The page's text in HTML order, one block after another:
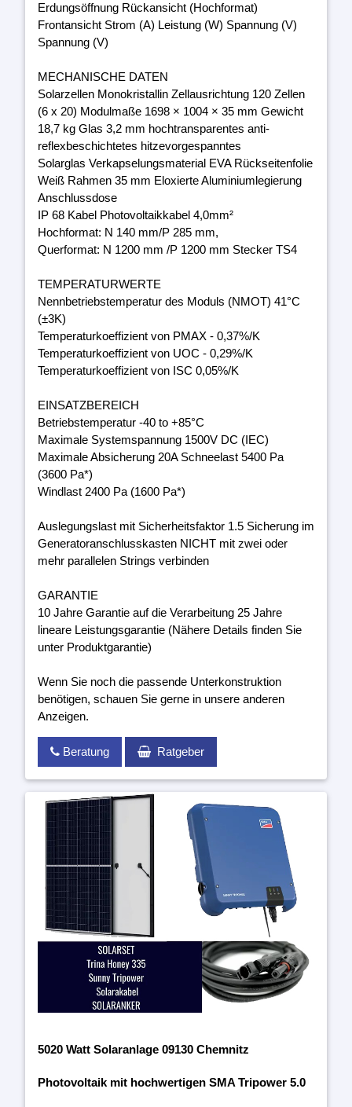
Erdungsöffnung Rückansicht (Hochformat)
Frontansicht Strom (A) Leistung (W) Spannung (V)
Spannung (V)
MECHANISCHE DATEN
Solarzellen Monokristallin Zellausrichtung 120 Zellen
(6 x 20) Modulmaße 1698 × 1004 × 35 mm Gewicht
18,7 kg Glas 3,2 mm hochtransparentes anti-
reflexbeschichtetes hitzevorgespanntes
Solarglas Verkapselungsmaterial EVA Rückseitenfolie
Weiß Rahmen 35 mm Eloxierte Aluminiumlegierung
Anschlussdose
IP 68 Kabel Photovoltaikkabel 4,0mm²
Hochformat: N 140 mm/P 285 mm,
Querformat: N 1200 mm /P 1200 mm Stecker TS4
TEMPERATURWERTE
Nennbetriebstemperatur des Moduls (NMOT) 41°C
(±3K)
Temperaturkoeffizient von PMAX - 0,37%/K
Temperaturkoeffizient von UOC - 0,29%/K
Temperaturkoeffizient von ISC 0,05%/K
EINSATZBEREICH
Betriebstemperatur -40 to +85°C
Maximale Systemspannung 1500V DC (IEC)
Maximale Absicherung 20A Schneelast 5400 Pa
(3600 Pa*)
Windlast 2400 Pa (1600 Pa*)
Auslegungslast mit Sicherheitsfaktor 1.5 Sicherung im
Generatoranschlusskasten NICHT mit zwei oder
mehr parallelen Strings verbinden
GARANTIE
10 Jahre Garantie auf die Verarbeitung 25 Jahre
lineare Leistungsgarantie (Nähere Details finden Sie
unter Produktgarantie)
Wenn Sie noch die passende Unterkonstruktion
benötigen, schauen Sie gerne in unsere anderen
Anzeigen.
Beratung Ratgeber
5020 Watt Solaranlage 09130 Chemnitz
Photovoltaik mit hochwertigen SMA Tripower 5.0